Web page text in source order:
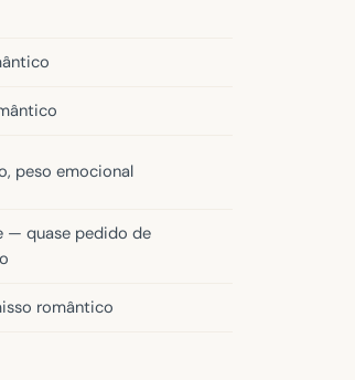
peso emocional
— quase pedido de
romântico